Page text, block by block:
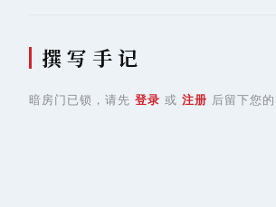
撰 写 手 记
暗房门已锁，请先 登录 或 注册 后留下您的